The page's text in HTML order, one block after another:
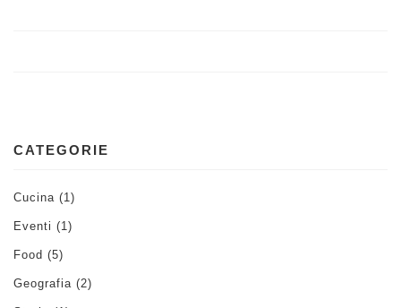
CATEGORIE
Cucina (1)
Eventi (1)
Food (5)
Geografia (2)